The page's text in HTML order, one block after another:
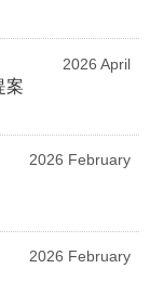
2026 April
案
2026 February
2026 February